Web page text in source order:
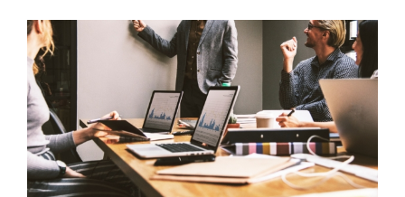
View
Larger
Image